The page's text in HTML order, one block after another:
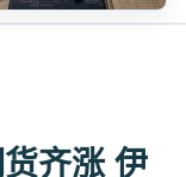
齐涨 伊